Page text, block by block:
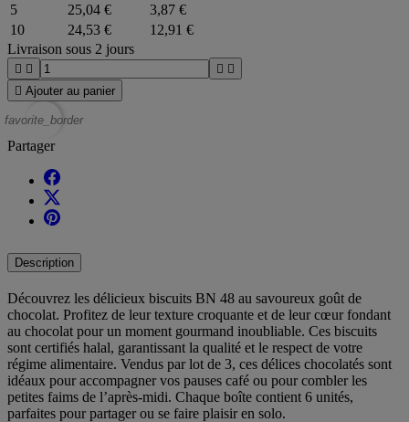
5
25,04 €
3,87 €
10
24,53 €
12,91 €
Livraison sous 2 jours
   
 Ajouter au panier
favorite_border
Partager
Description
Découvrez les délicieux biscuits BN 48 au savoureux goût de
chocolat. Profitez de leur texture croquante et de leur cœur fondant
au chocolat pour un moment gourmand inoubliable. Ces biscuits
sont certifiés halal, garantissant la qualité et le respect de votre
régime alimentaire. Vendus par lot de 3, ces délices chocolatés sont
idéaux pour accompagner vos pauses café ou pour combler les
petites faims de l’après-midi. Chaque boîte contient 6 unités,
parfaites pour partager ou se faire plaisir en solo.